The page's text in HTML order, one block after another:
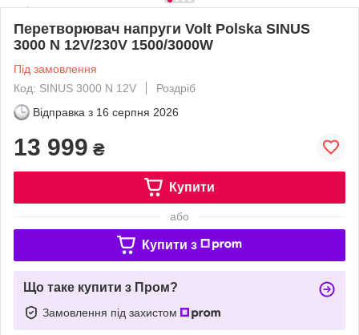
Перетворювач напруги Volt Polska SINUS
3000 N 12V/230V 1500/3000W
Під замовлення
Код: SINUS 3000 N 12V
Роздріб
Відправка з 16 серпня 2026
13 999 ₴
Купити
або
Купити з
Що таке купити з Пром?
Замовлення під захистом